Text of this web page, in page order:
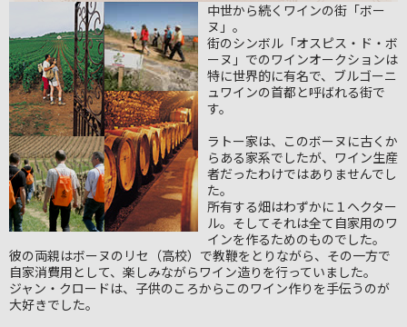
中世から続くワインの街「ボー
ヌ」。
街のシンボル「オスピス・ド・ボ
ーヌ」でのワインオークションは
特に世界的に有名で、ブルゴーニ
ュワインの首都と呼ばれる街で
す。
ラトー家は、このボーヌに古くか
らある家系でしたが、ワイン生産
者だったわけではありませんでし
た。
所有する畑はわずかに１ヘクター
ル。そしてそれは全て自家用のワ
インを作るためのものでした。
彼の両親はボーヌのリセ（高校）で教鞭をとりながら、その一方で
自家消費用として、楽しみながらワイン造りを行っていました。
ジャン・クロードは、子供のころからこのワイン作りを手伝うのが
大好きでした。